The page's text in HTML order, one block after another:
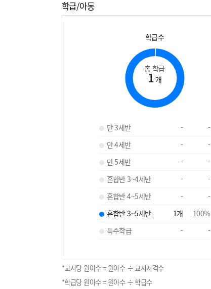
학급/아동
학급수
총 학급
1 개
만 3세반 -
-
만 4세반
-
-
만 5세반
-
-
혼합반 3~4세반
-
-
혼합반 4~5세반
-
-
혼합반 3~5세반
1개 100%
특수학급
- -
*교사당 원아수 = 원아수 ÷ 교사자격수
*학급당 원아수 = 원아수 ÷ 학급수